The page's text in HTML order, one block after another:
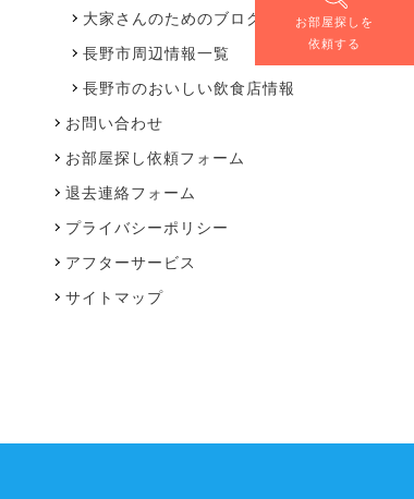
お部屋探しを
依頼する
大家さんのためのブログ
長野市周辺情報一覧
長野市のおいしい飲食店情報
お問い合わせ
お部屋探し依頼フォーム
退去連絡フォーム
プライバシーポリシー
アフターサービス
サイトマップ